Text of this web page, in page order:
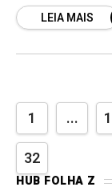
LEIA MAIS
1 ...
32
HUB FOLHA Z